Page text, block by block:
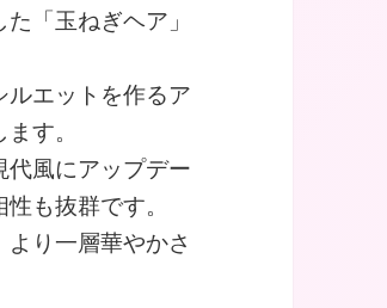
「玉ねぎヘア」
ルエットを作るア
す。
代風にアップデー
も抜群です。
り一層華やかさ